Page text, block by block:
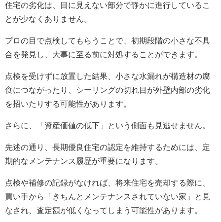
住宅の劣化は、目に見えない部分で静かに進行しているこ
とが少なくありません。
プロの目で点検してもらうことで、初期段階の小さな不具
合を発見し、大事に至る前に対処することができます。
点検を受けずに放置した結果、小さな水漏れが構造材の腐
食につながったり、シーリングの切れ目が外壁内部の劣化
を招いたりする可能性があります。
さらに、「資産価値の低下」という側面も見逃せません。
先述の通り、長期優良住宅の認定を維持するためには、定
期的なメンテナンス履歴が重要になります。
点検や補修の記録がなければ、将来住宅を売却する際に、
買い手から「きちんとメンテナンスされていない家」と見
なされ、査定額が低くなってしまう可能性があります。